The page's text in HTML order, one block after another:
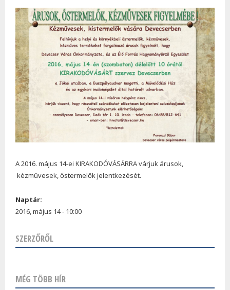
A 2016. május 14-ei KIRAKODÓVÁSÁRRA várjuk árusok,
kézművesek, őstermelők jelentkezését.
Naptár:
2016, május 14 - 10:00
SZERZŐRŐL
MÉG TÖBB HÍR